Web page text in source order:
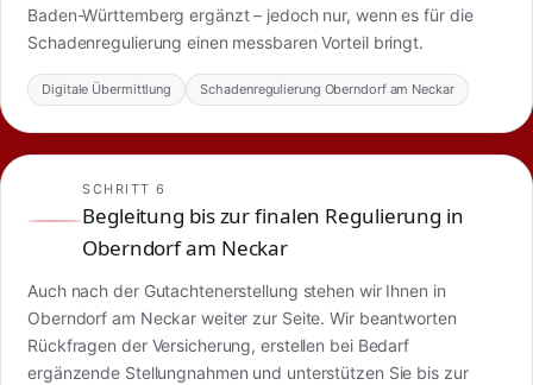
Baden-Württemberg ergänzt – jedoch nur, wenn es für die
Schadenregulierung einen messbaren Vorteil bringt.
Digitale Übermittlung Schadenregulierung Oberndorf am Neckar
SCHRITT 6
Begleitung bis zur finalen Regulierung in
Oberndorf am Neckar
Auch nach der Gutachtenerstellung stehen wir Ihnen in
Oberndorf am Neckar weiter zur Seite. Wir beantworten
Rückfragen der Versicherung, erstellen bei Bedarf
ergänzende Stellungnahmen und unterstützen Sie bis zur